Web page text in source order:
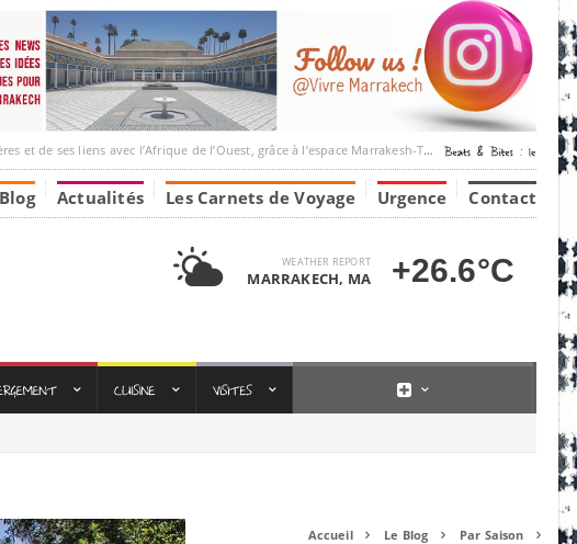
liens avec l’Afrique de l’Ouest, grâce à l’espace Marrakesh-Tumbuktu.
Actualités Les Carnets de Voyage Urgence Contact
WEATHER REPORT
MARRAKECH, MA +26.6°C
Accueil  Le Blog  Par Saison 